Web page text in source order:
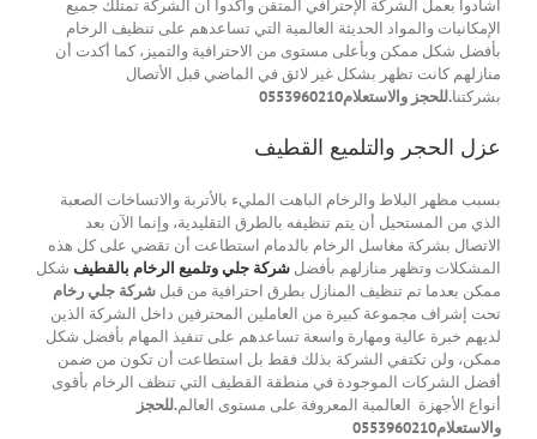
أشادوا بعمل الشركة الإحترافي المتقن وأكدوا أن الشركة تمتلك جميع
الإمكانيات والمواد الحديثة العالمية التي تساعدهم على تنظيف الرخام
بأفضل شكل ممكن وبأعلى مستوى من الاحترافية والتميز، كما أكدت أن
منازلهم كانت تظهر بشكل غير لائق في الماضي قبل الأتصال
بشركتنا.للحجز والاستعلام0553960210
عزل الحجر والتلميع القطيف
بسبب مظهر البلاط والرخام الباهت المليء بالأتربة والاتساخات الصعبة
الذي من المستحيل أن يتم تنظيفه بالطرق التقليدية، وإنما الآن بعد
الاتصال بشركة مغاسل الرخام بالدمام استطاعت أن تقضي على كل هذه
المشكلات وتظهر منازلهم بأفضل شركة جلي وتلميع الرخام بالقطيف شكل
ممكن بعدما تم تنظيف المنازل بطرق احترافية من قبل شركة جلي رخام
تحت إشراف مجموعة كبيرة من العاملين المحترفين داخل الشركة الذين
لديهم خبرة عالية ومهارة واسعة تساعدهم على تنفيذ المهام بأفضل شكل
ممكن، ولن تكتفي الشركة بذلك فقط بل استطاعت أن تكون من ضمن
أفضل الشركات الموجودة في منطقة القطيف التي تنظف الرخام بأقوى
أنواع الأجهزة العالمية المعروفة على مستوى العالم.للحجز
والاستعلام0553960210